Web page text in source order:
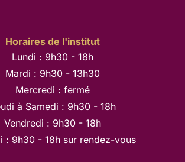
Horaires de l'institut
Lundi : 9h30 - 18h
Mardi : 9h30 - 13h30
Mercredi : fermé
à Samedi : 9h30 - 18h
Vendredi : 9h30 - 18h
: 9h30 - 18h sur rendez-vous